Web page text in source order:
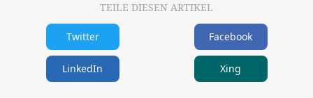
TEILE DIESEN ARTIKEL
Twitter Facebook
LinkedIn Xing